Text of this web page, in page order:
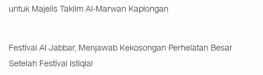
untuk Majelis Taklim Al-Marwan Kaplongan
Festival Al Jabbar, Menjawab Kekosongan Perhelatan Besar
Setelah Festival Istiqlal